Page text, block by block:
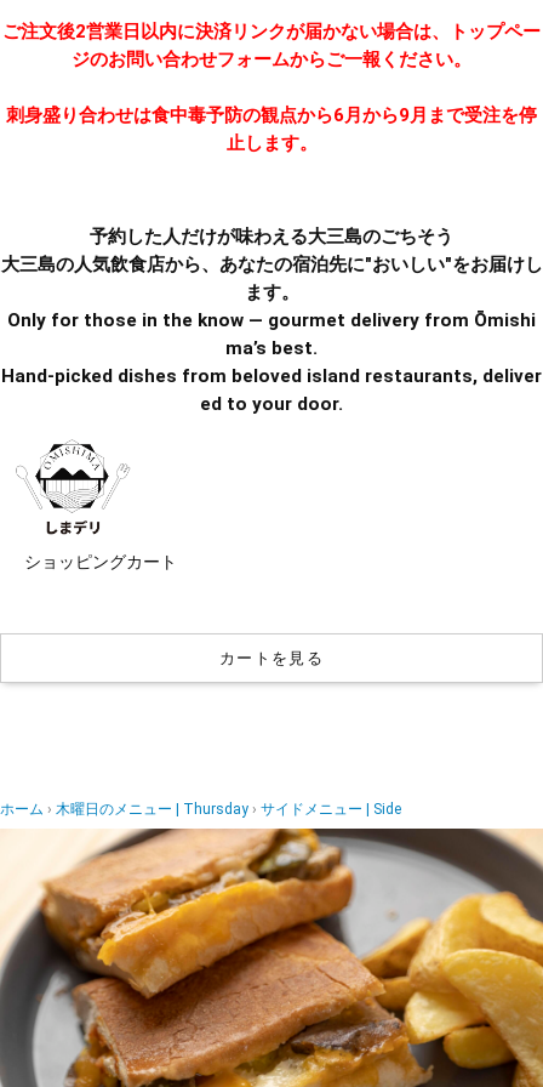
ご注文後2営業日以内に決済リンクが届かない場合は、トップペー
ジのお問い合わせフォームからご一報ください。
刺身盛り合わせは食中毒予防の観点から6月から9月まで受注を停
止します。
予約した人だけが味わえる大三島のごちそう
大三島の人気飲食店から、あなたの宿泊先に"おいしい"をお届けし
ます。
Only for those in the know — gourmet delivery from Ōmishi
ma’s best.
Hand-picked dishes from beloved island restaurants, deliver
ed to your door.
ショッピングカート
カートを見る
ホーム 木曜日のメニュー | Thursday サイドメニュー | Side